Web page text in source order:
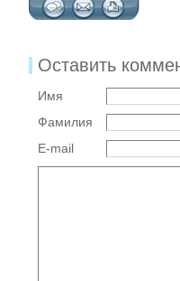
Оставить
Имя
Фамилия
E-mail